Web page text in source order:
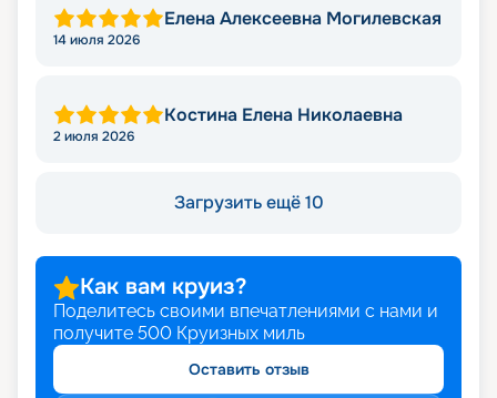
Елена Алексеевна Могилевская
14 июля 2026
Костина Елена Николаевна
2 июля 2026
Загрузить ещё 10
Как вам круиз?
Поделитесь своими впечатлениями с нами и
получите 500 Круизных миль
Оставить отзыв